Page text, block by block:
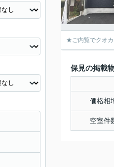
★ご内覧でクオ
保見の掲載
価格相
空室件